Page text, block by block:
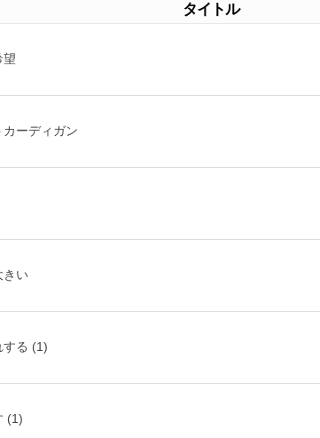
タイトル
望
ーディガン
きい
る (1)
(1)